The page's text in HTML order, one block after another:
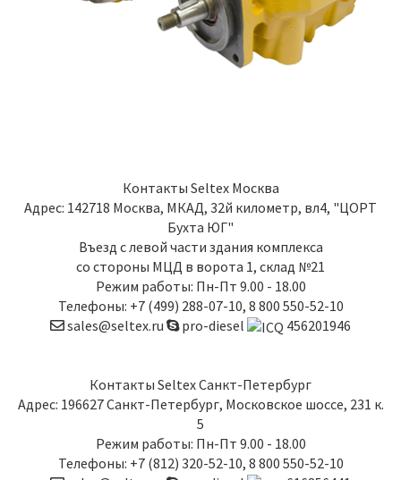
Контакты Seltex Москва
Адрес: 142718 Москва, МКАД, 32й километр, вл4, "ЦОРТ
Бухта ЮГ"
Въезд с левой части здания комплекса
со стороны МЦД в ворота 1, склад №21
Режим работы: Пн-Пт 9.00 - 18.00
Телефоны: +7 (499) 288-07-10, 8 800 550-52-10
sales@seltex.ru
pro-diesel 456201946
Контакты Seltex Санкт-Петербург
Адрес: 196627Санкт-Петербург, Московское шоссе, 231 к.
5
Режим работы: Пн-Пт 9.00 - 18.00
Телефоны: +7 (812) 320-52-10, 8 800 550-52-10